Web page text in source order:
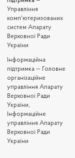
Управління
комп'ютеризованих
систем Апарату
Верховної Ради
України
Iнформаційна
підтримка — Головне
організаційне
управління Апарату
Верховної Ради
України,
Інформаційне
управління Апарату
Верховної Ради
України